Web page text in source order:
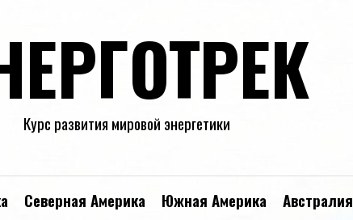
Курс развития мировой энергетики
Северная Америка Южная Америка Австралия